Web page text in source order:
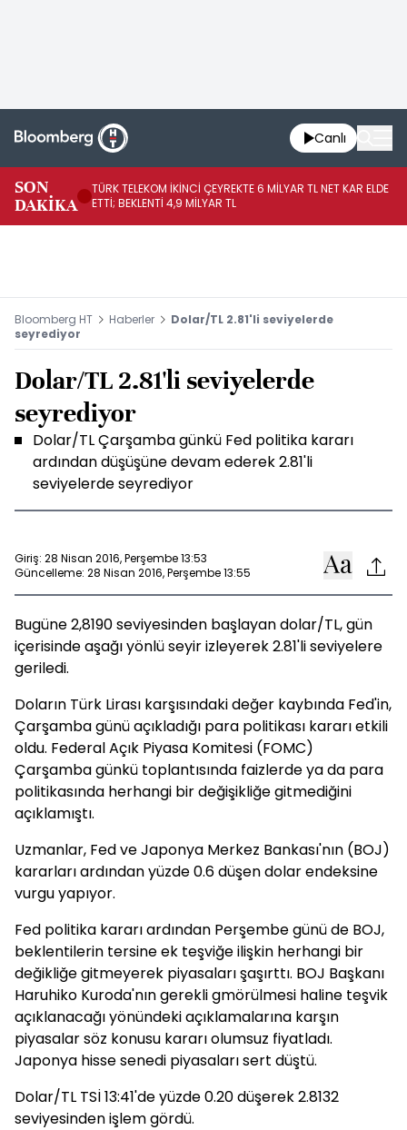
Canlı
SON
DAKİKA
TÜRK TELEKOM İKİNCİ ÇEYREKTE 6 MİLYAR TL NET KAR ELDE
ETTİ; BEKLENTİ 4,9 MİLYAR TL
Bloomberg HT Haberler
Dolar/TL 2.81'li seviyelerde
seyrediyor
Dolar/TL 2.81'li seviyelerde
seyrediyor
Dolar/TL Çarşamba günkü Fed politika kararı
ardından düşüşüne devam ederek 2.81'li
seviyelerde seyrediyor
Giriş: 28 Nisan 2016, Perşembe 13:53
Güncelleme: 28 Nisan 2016, Perşembe 13:55
Bugüne 2,8190 seviyesinden başlayan dolar/TL, gün
içerisinde aşağı yönlü seyir izleyerek 2.81'li seviyelere
geriledi.
Doların Türk Lirası karşısındaki değer kaybında Fed'in,
Çarşamba günü açıkladığı para politikası kararı etkili
oldu. Federal Açık Piyasa Komitesi (FOMC)
Çarşamba günkü toplantısında faizlerde ya da para
politikasında herhangi bir değişikliğe gitmediğini
açıklamıştı.
Uzmanlar, Fed ve Japonya Merkez Bankası'nın (BOJ)
kararları ardından yüzde 0.6 düşen dolar endeksine
vurgu yapıyor.
Fed politika kararı ardından Perşembe günü de BOJ,
beklentilerin tersine ek teşviğe ilişkin herhangi bir
değikliğe gitmeyerek piyasaları şaşırttı. BOJ Başkanı
Haruhiko Kuroda'nın gerekli gmörülmesi haline teşvik
açıklanacağı yönündeki açıklamalarına karşın
piyasalar söz konusu kararı olumsuz fiyatladı.
Japonya hisse senedi piyasaları sert düştü.
Dolar/TL TSİ 13:41'de yüzde 0.20 düşerek 2.8132
seviyesinden işlem gördü.